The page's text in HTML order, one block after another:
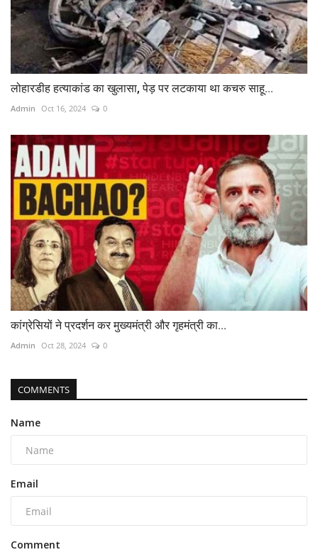
लोहारडीह हत्याकांड का खुलासा, पेड़ पर लटकाया था कचरु साहू...
Admin Oct 16, 2024 0
कांग्रेसियों ने प्रदर्शन कर मुख्यमंत्री और गृहमंत्री का...
Admin Oct 28, 2024 0
COMMENTS
Name
Email
Comment